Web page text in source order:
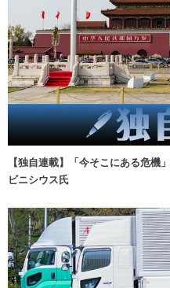
【独自連載】「今そこにある危
ビニシウス氏